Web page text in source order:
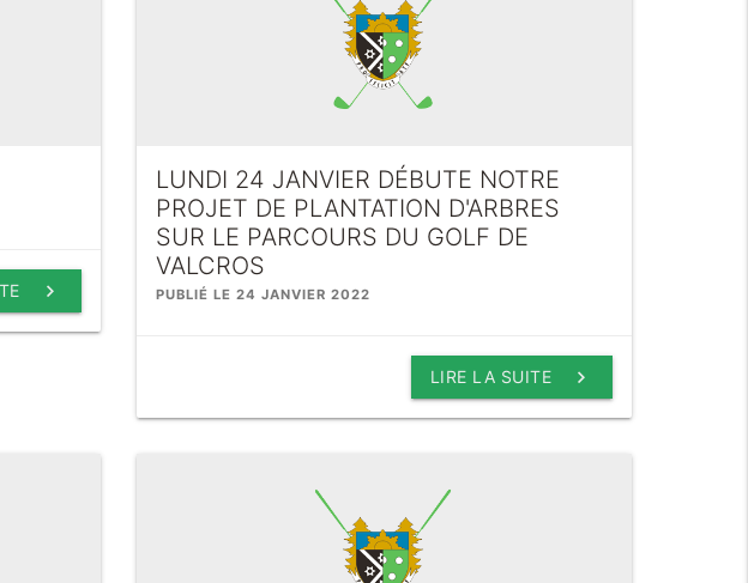
keyboard_arrow_right
LUNDI 24 JANVIER DÉBUTE NOTRE
PROJET DE PLANTATION D'ARBRES
SUR LE PARCOURS DU GOLF DE
VALCROS
PUBLIÉ LE 24 JANVIER 2022
keyboard_arrow_right
LIRE LA SUITE